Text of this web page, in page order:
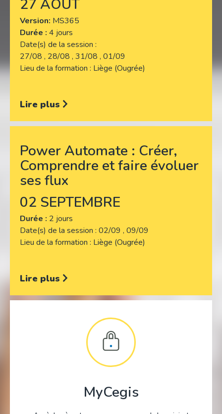
27 AOÛT
Version MS365
Durée : 4 jours
Date(s) de la session
27/08 , 28/08 , 31/08 , 01/09
Lieu de la formation Liège (Ougrée)
Lire plus
Power Automate : Créer,
Comprendre et faire évoluer
ses flux
02 SEPTEMBRE
Durée : 2 jours
Date(s) de la session 02/09 , 09/09
Lieu de la formation Liège (Ougrée)
Lire plus
MyCegis